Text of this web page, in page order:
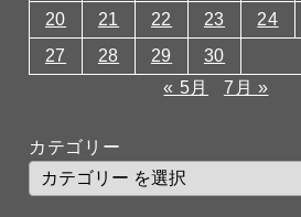
20
21 22 23 24
27
28 29
30
« 5月
7月 »
カテゴリー